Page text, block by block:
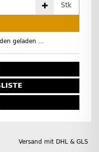
Stk
geladen ...
Versand mit DHL & GLS